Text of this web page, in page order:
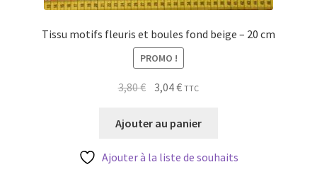
Tissu motifs fleuris et boules fond beige – 20 cm
PROMO !
3,80€ Le
initial
3,80 €.
3,04€Le
actuel
3,04 €.
TTC
Ajouter au panier
Ajouter à la liste de souhaits